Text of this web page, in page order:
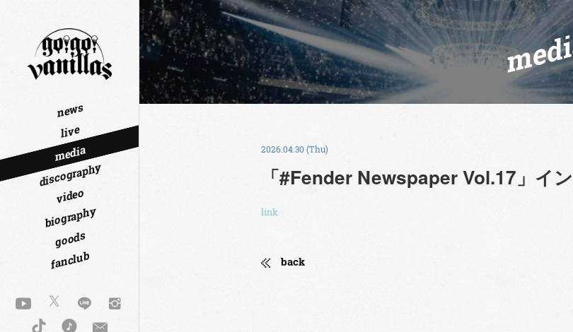
news
live
media
discography
video
biography
goods
fanclub
2026.04.30 (Thu)
「#Fender Newspaper Vol.17」イ
link
back